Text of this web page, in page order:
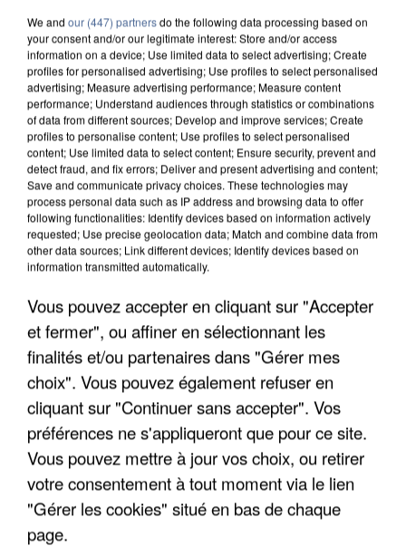
APRÈS TOUTES CES CANICULES, LES REFUGES
DE FAUNE SAUVAGE SONT...
We and our (447) partnersdo the following data processing based on
your consent and/or our legitimate interest: Store and/or access
information on a device; Use limited data to select advertising; Create
profiles for personalised advertising; Use profiles to select personalised
advertising; Measure advertising performance; Measure content
performance; Understand audiences through statistics or combinations
of data from different sources; Develop and improve services; Create
profiles to personalise content; Use profiles to select personalised
content; Use limited data to select content; Ensure security, prevent and
detect fraud, and fix errors; Deliver and present advertising and content;
Save and communicate privacy choices. These technologies may
process personal data such as IP address and browsing data to offer
following functionalities: Identify devices based on information actively
requested; Use precise geolocation data; Match and combine data from
other data sources; Link different devices; Identify devices based on
information transmitted automatically.
Vous pouvez accepter en cliquant sur "Accepter
et fermer", ou affiner en sélectionnant les
finalités et/ou partenaires dans "Gérer mes
choix". Vous pouvez également refuser en
cliquant sur "Continuer sans accepter". Vos
préférences ne s'appliqueront que pour ce site.
Vous pouvez mettre à jour vos choix, ou retirer
votre consentement à tout moment via le lien
"Gérer les cookies" situé en bas de chaque
page.